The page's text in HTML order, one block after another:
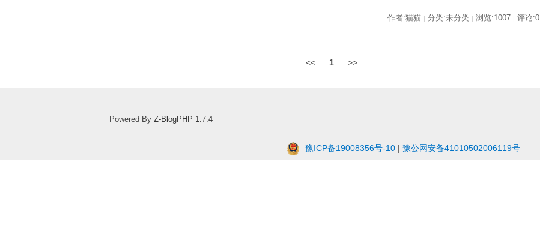
作者:猫猫 | 分类:未分类 | 浏览:1007 | 评论:0
<< 1 >>
Powered By Z-BlogPHP 1.7.4
豫ICP备19008356号-10 | 豫公网安备41010502006119号